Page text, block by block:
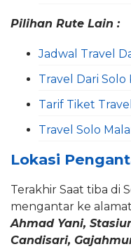
Pilihan Rute Lain :
Jadwal Travel
Travel Dari
Tarif Tiket
Travel Solo
Lokasi
Terakhir Saat tiba di
mengantar ke
Ahmad Yani,
Candisari,